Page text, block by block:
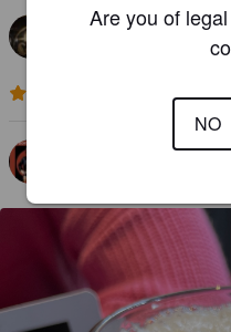
Are you of
NO